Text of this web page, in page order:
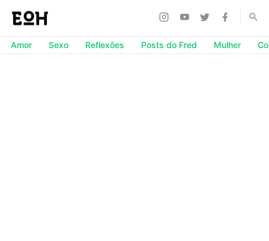
Amor Sexo Reflexões Posts do Fred Mulher